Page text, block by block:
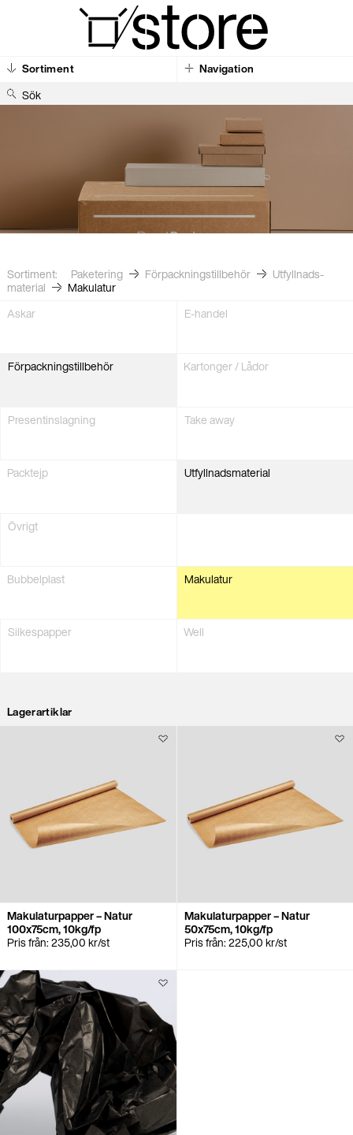
Sortiment Navigation
Sök
Sortiment: Paketering Förpacknings­tillbehör
Utfyllnads­
material
Makulatur
Askar
E-handel
Förpacknings­tillbehör Kartonger / Lådor
Present­inslagning Take away
Packtejp Utfyllnads­material
Övrigt
Bubbelplast Makulatur
Silkes­papper Well
Lagerartiklar
Makulaturpapper – Natur
100x75cm, 10kg/fp
Pris från:235,00kr/st
Makulaturpapper – Natur
50x75cm, 10kg/fp
Pris från:225,00kr/st